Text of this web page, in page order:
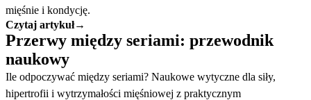
mięśnie i kondycję.
Czytaj artykuł→
Przerwy między seriami: przewodnik
naukowy
Ile odpoczywać między seriami? Naukowe wytyczne dla siły,
hipertrofii i wytrzymałości mięśniowej z praktycznym